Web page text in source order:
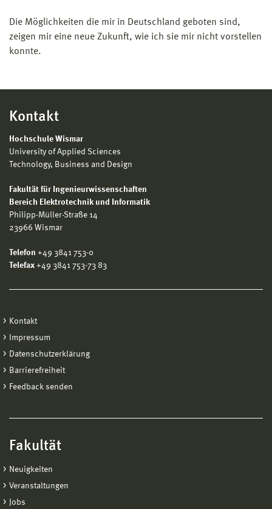
Die Möglichkeiten die mir in Deutschland geboten sind,
zeigen mir eine neue Zukunft, wie ich sie mir nicht vorstellen
konnte.
Kontakt
Hochschule Wismar
University of Applied Sciences
Technology, Business and Design
Fakultät für Ingenieurwissenschaften
Bereich Elektrotechnik und Informatik
Philipp-Müller-Straße 14
23966 Wismar
Telefon +49 3841 753-0
Telefax +49 3841 753-73 83
Kontakt
Impressum
Datenschutzerklärung
Barrierefreiheit
Feedback senden
Fakultät
Neuigkeiten
Veranstaltungen
Jobs